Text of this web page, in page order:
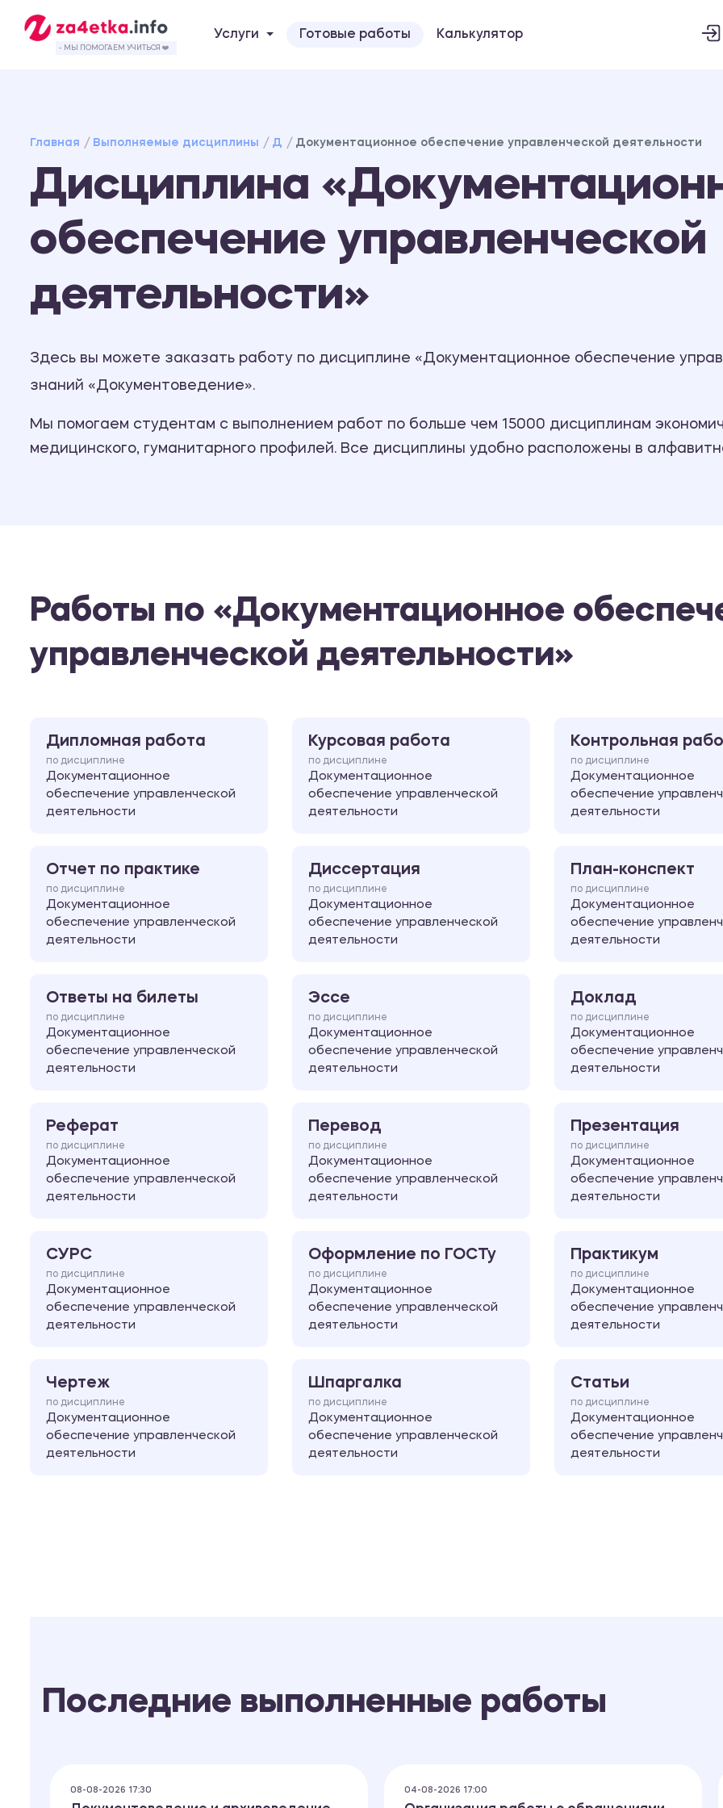
- МЫ ПОМОГАЕМ УЧИТЬСЯ ❤️
Услуги Готовые работы Калькулятор
Главная Выполняемые дисциплины Д Документационное обеспечение управленческой деятельности
Дисциплина
обеспечение управленческой
деятельности»
Здесь вы можете заказать работу по дисциплине «Документационное обеспечение
знаний «Документоведение».
Мы помогаем студентам с выполнением работ по больше чем 15000 дисциплинам
медицинского, гуманитарного профилей. Все дисциплины удобно расположены в
Работы по «Документационное
управленческой деятельности»
Дипломная работа
по дисциплине
Документационное
обеспечение управленческой
деятельности
Курсовая работа
по дисциплине
Документационное
обеспечение управленческой
деятельности
Контрольная
по дисциплине
Документационное
обеспечение
деятельности
Отчет по практике
по дисциплине
Документационное
обеспечение управленческой
деятельности
Диссертация
по дисциплине
Документационное
обеспечение управленческой
деятельности
План-конспект
по дисциплине
Документационное
обеспечение
деятельности
Ответы на билеты
по дисциплине
Документационное
обеспечение управленческой
деятельности
Эссе
по дисциплине
Документационное
обеспечение управленческой
деятельности
Доклад
по дисциплине
Документационное
обеспечение
деятельности
Реферат
по дисциплине
Документационное
обеспечение управленческой
деятельности
Перевод
по дисциплине
Документационное
обеспечение управленческой
деятельности
Презентация
по дисциплине
Документационное
обеспечение
деятельности
СУРС
по дисциплине
Документационное
обеспечение управленческой
деятельности
Оформление по ГОСТу
по дисциплине
Документационное
обеспечение управленческой
деятельности
Практикум
по дисциплине
Документационное
обеспечение
деятельности
Чертеж
по дисциплине
Документационное
обеспечение управленческой
деятельности
Шпаргалка
по дисциплине
Документационное
обеспечение управленческой
деятельности
Статьи
по дисциплине
Документационное
обеспечение
деятельности
Последние выполненные работы
08-08-2026 17:30 04-08-2026 17:00